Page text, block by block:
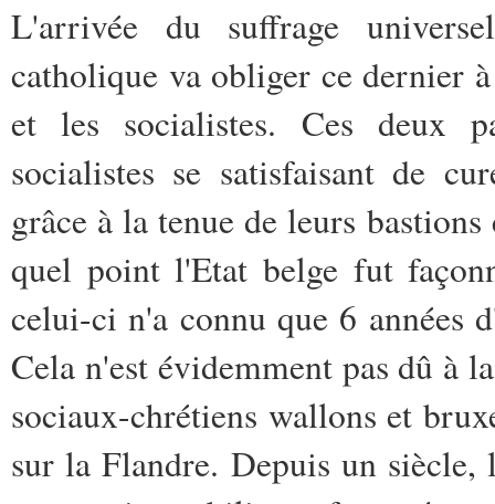
L'arrivée du suffrage
catholique va obliger ce dernier
et les socialistes. Ces deux
socialistes se satisfaisant de
grâce à la tenue de leurs
quel point l'Etat belge fut
celui-ci n'a connu que 6 années
Cela n'est évidemment pas dû à
sociaux-chrétiens wallons et
sur la Flandre. Depuis un siècle,